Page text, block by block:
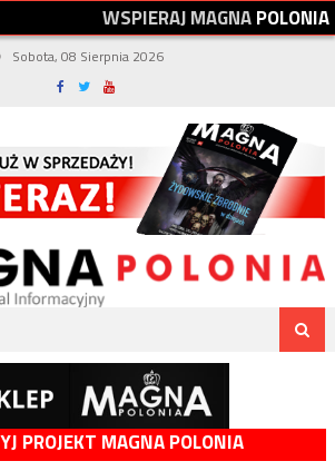
WSPIERAJMAGNAPOLONIA
Sobota, 08 Sierpnia 2026
PROJEKT MAGNA POLONIA